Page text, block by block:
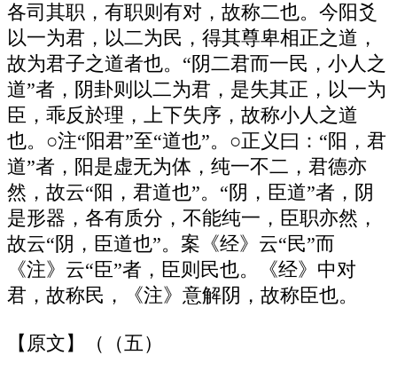
各司其职，有职则有对，故称二也。今阳爻
以一为君，以二为民，得其尊卑相正之道，
故为君子之道者也。“阴二君而一民，小人之
道”者，阴卦则以二为君，是失其正，以一为
臣，乖反於理，上下失序，故称小人之道
也。○注“阳君”至“道也”。○正义曰：“阳，君
道”者，阳是虚无为体，纯一不二，君德亦
然，故云“阳，君道也”。“阴，臣道”者，阴
是形器，各有质分，不能纯一，臣职亦然，
故云“阴，臣道也”。案《经》云“民”而
《注》云“臣”者，臣则民也。《经》中对
君，故称民，《注》意解阴，故称臣也。
【原文】（（五）